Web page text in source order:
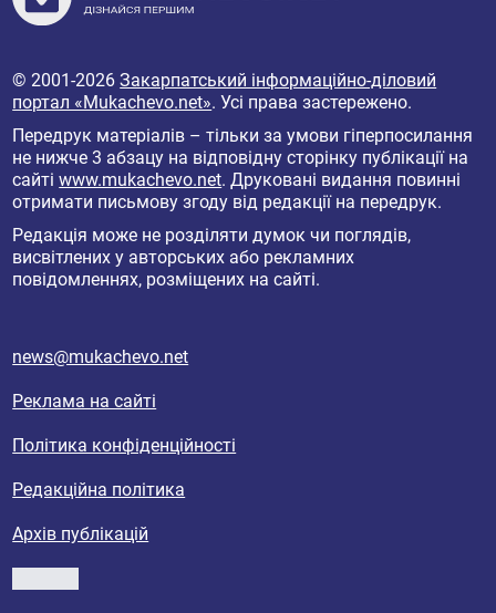
© 2001-2026Закарпатський інформаційно-діловий
портал «Mukachevo.net». Усі права застережено.
Передрук матеріалів – тільки за умови гіперпосилання
не нижче 3 абзацу на відповідну сторінку публікації на
сайтіwww.mukachevo.net. Друковані видання повинні
отримати письмову згоду від редакції на передрук.
Редакція може не розділяти думок чи поглядів,
висвітлених у авторських або рекламних
повідомленнях, розміщених на сайті.
news@mukachevo.net
Реклама на сайті
Політика конфіденційності
Редакційна політика
Архів публікацій